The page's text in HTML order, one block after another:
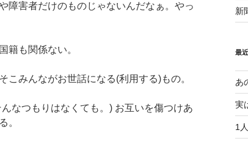
障害者だけのものじゃないんだなぁ。やっ
籍も関係ない。
こみんながお世話になる(利用する)もの。
なつもりはなくても。) お互いを傷つけあ
。
新
最
あ
実
1